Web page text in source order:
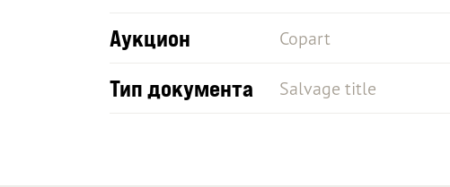
Аукцион Copart
Тип документа Salvage title